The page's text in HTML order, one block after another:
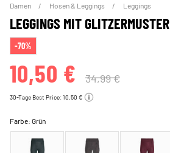
Damen Hosen & Leggings Leggings
LEGGINGS MIT GLITZERMUSTER
-70%
10,50 € 34,99 €
30-Tage Best Price: 10,50 €
Farbe:Grün